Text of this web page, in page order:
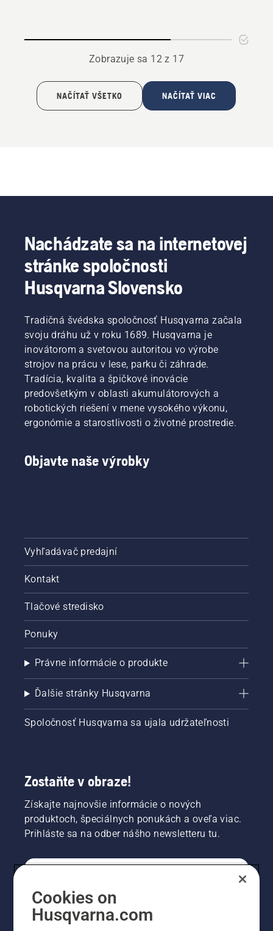
Zobrazuje sa 12 z 17
NAČÍTAŤ VŠETKO NAČÍTAŤ VIAC
Nachádzate sa na internetovej
stránke spoločnosti
Husqvarna Slovensko
Tradičná švédska spoločnosť Husqvarna začala
svoju dráhu už v roku 1689. Husqvarna je
inovátorom a svetovou autoritou vo výrobe
strojov na prácu v lese, parku či záhrade.
Tradícia, kvalita a špičkové inovácie
predovšetkým v oblasti akumulátorových a
robotických riešení v mene vysokého výkonu,
ergonómie a starostlivosti o životné prostredie.
Objavte naše výrobky
Vyhľadávač predajní
Kontakt
Tlačové stredisko
Ponuky
Právne informácie o produkte
Ďalšie stránky Husqvarna
Spoločnosť Husqvarna sa ujala udržateľnosti
Zostaňte v obraze!
Získajte najnovšie informácie o nových
produktoch, špeciálnych ponukách a oveľa viac.
Prihláste sa na odber nášho newsletteru tu.
PROFESIONÁLNE
Cookies on
Husqvarna.com